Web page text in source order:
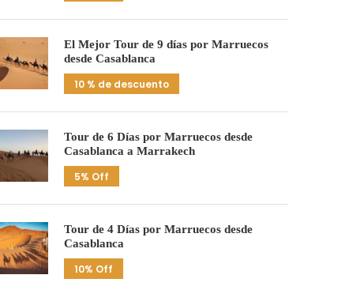
El Mejor Tour de 9 días por Marruecos
desde Casablanca
10 % de descuento
Tour de 6 Días por Marruecos desde
Casablanca a Marrakech
5% Off
Tour de 4 Días por Marruecos desde
Casablanca
10% Off